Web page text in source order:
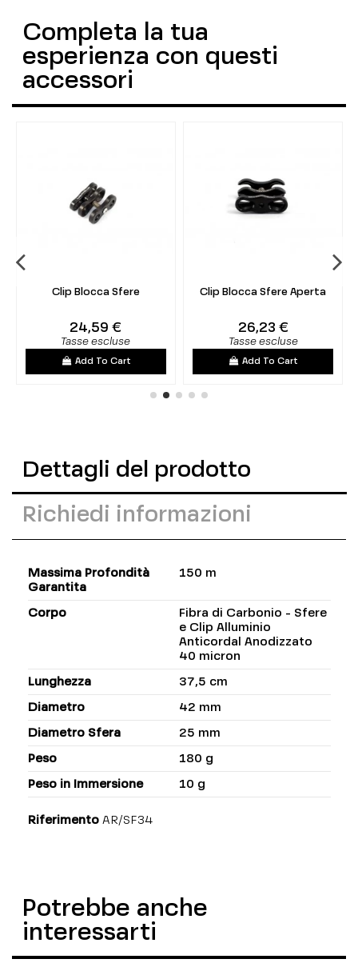
Completa la tua
esperienza con questi
accessori
Clip Blocca Sfere
24,59 €
Tasse escluse
Add To Cart
Clip Blocca Sfere Aperta
26,23 €
Tasse escluse
Add To Cart
Dettagli del prodotto
Richiedi informazioni
Massima Profondità
Garantita
150 m
Corpo
Fibra di Carbonio - Sfere
e Clip Alluminio
Anticordal Anodizzato
40 micron
Lunghezza 37,5 cm
Diametro 42 mm
Diametro Sfera 25 mm
Peso 180 g
Peso in Immersione 10 g
Riferimento AR/SF34
Potrebbe anche
interessarti